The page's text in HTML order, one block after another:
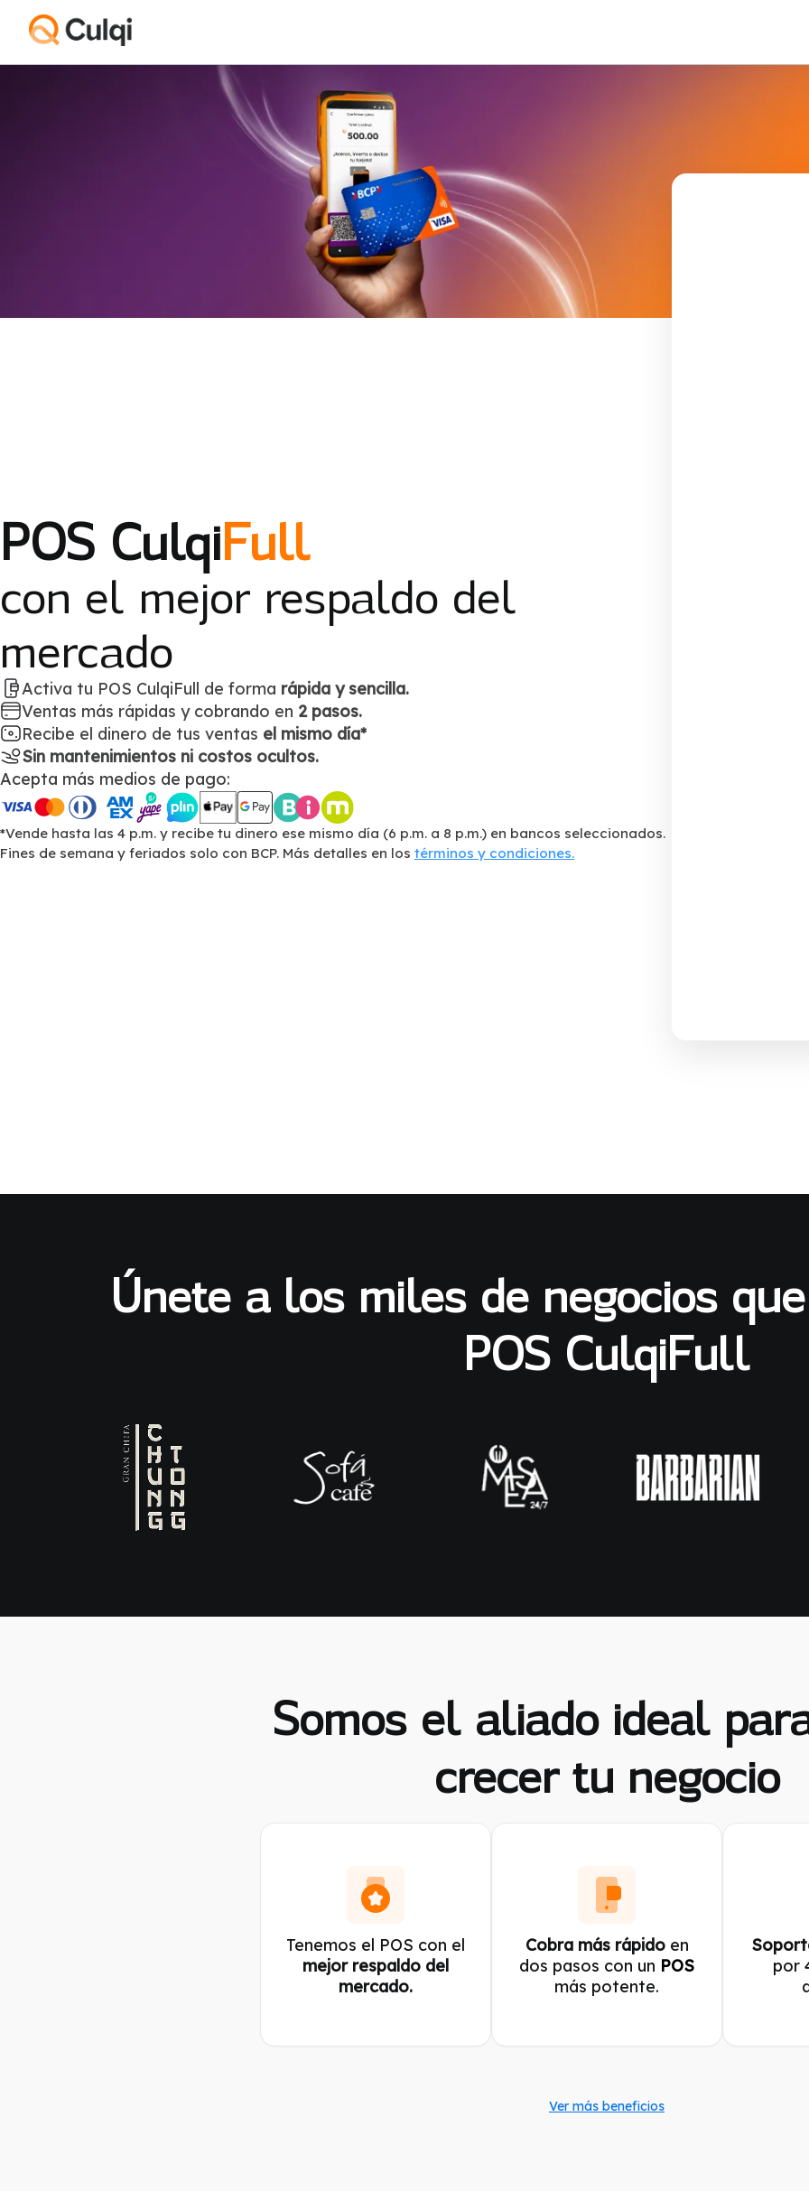
POS CulqiFull
con el mejor respaldo del
mercado
Activa tu POS CulqiFull de forma rápida y sencilla.
Ventas más rápidas y cobrando en 2 pasos.
Recibe el dinero de tus ventas el mismo día*
Sin mantenimientos ni costos ocultos.
Acepta más medios de pago:
*Vende hasta las 4 p.m. y recibe tu dinero ese mismo día (6 p.m. a 8 p.m.) en bancos seleccionados.
Fines de semana y feriados solo con BCP. Más detalles en los términos y condiciones.
Únete a los miles de negocios
POS CulqiFull
Somos el aliado ideal
crecer tu negocio
Tenemos el POS con el
mejor respaldo del
mercado.
Cobra más rápidoen
dos pasos con un POS
más potente.
por
Ver más beneficios